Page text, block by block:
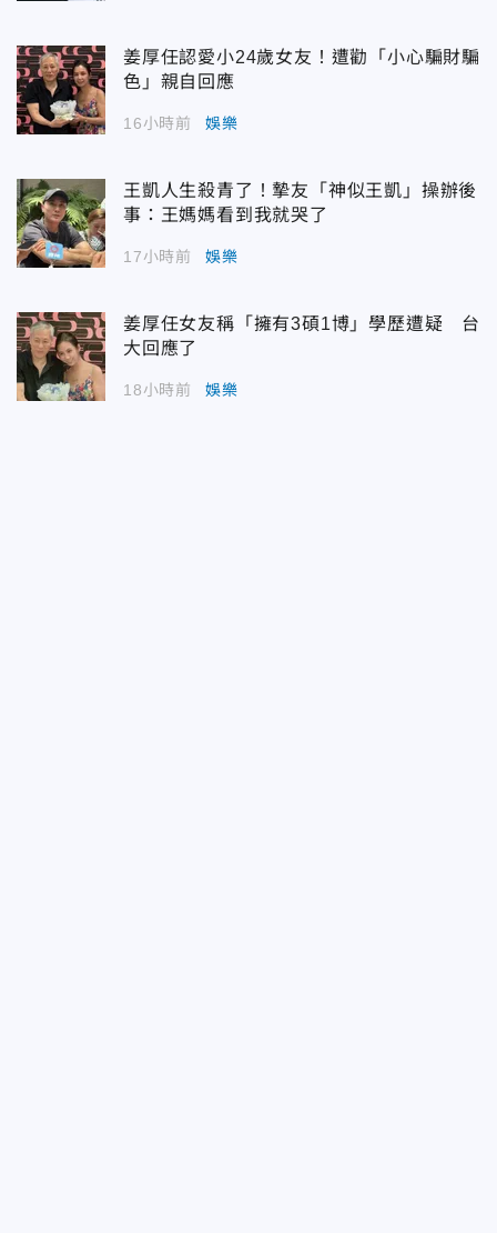
姜厚任認愛小24歲女友！遭勸「小心騙財騙
色」親自回應
16小時前 娛樂
王凱人生殺青了！摯友「神似王凱」操辦後
事：王媽媽看到我就哭了
17小時前 娛樂
姜厚任女友稱「擁有3碩1博」學歷遭疑 台
大回應了
18小時前 娛樂